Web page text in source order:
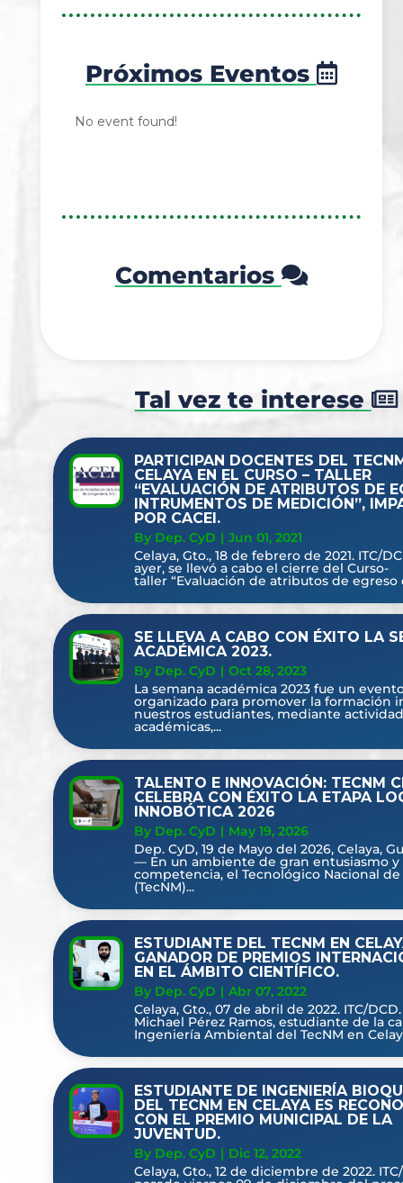
Próximos Eventos
No event found!
Comentarios
Tal vez te interese
PARTICIPAN DOCENTES DEL
CELAYA EN EL CURSO – TALLER
“EVALUACIÓN DE ATRIBUTOS DE
INTRUMENTOS DE MEDICIÓN”,
POR CACEI.
By Dep. CyD | Jun 01, 2021
Celaya, Gto., 18 de febrero de 2021. ITC/
ayer, se llevó a cabo el cierre del Curso-
taller “Evaluación de atributos de egreso
SE LLEVA A CABO CON ÉXITO LA
ACADÉMICA 2023.
By Dep. CyD | Oct 28, 2023
La semana académica 2023 fue un
organizado para promover la formación
nuestros estudiantes, mediante
académicas,...
TALENTO E INNOVACIÓN: TECNM
CELEBRA CON ÉXITO LA ETAPA
INNOBÓTICA 2026
By Dep. CyD | May 19, 2026
Dep. CyD, 19 de Mayo del 2026, Celaya,
— En un ambiente de gran entusiasmo y
competencia, el Tecnológico Nacional
(TecNM)...
ESTUDIANTE DEL TECNM EN
GANADOR DE PREMIOS
EN EL ÁMBITO CIENTÍFICO.
By Dep. CyD | Abr 07, 2022
Celaya, Gto., 07 de abril de 2022. ITC/
Michael Pérez Ramos, estudiante de la
Ingeniería Ambiental del TecNM en
ESTUDIANTE DE INGENIERÍA
DEL TECNM EN CELAYA ES
CON EL PREMIO MUNICIPAL DE LA
JUVENTUD.
By Dep. CyD | Dic 12, 2022
Celaya, Gto., 12 de diciembre de 2022.